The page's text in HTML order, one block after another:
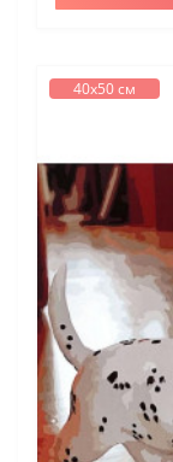
40х50 см